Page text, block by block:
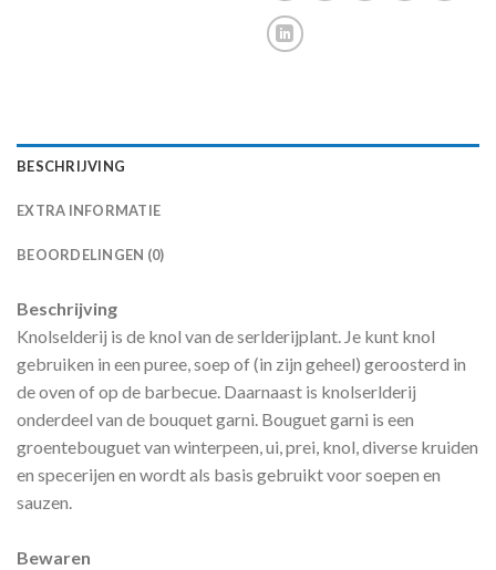
BESCHRIJVING
EXTRA INFORMATIE
BEOORDELINGEN (0)
Beschrijving
Knolselderij is de knol van de serlderijplant. Je kunt knol
gebruiken in een puree, soep of (in zijn geheel) geroosterd in
de oven of op de barbecue. Daarnaast is knolserlderij
onderdeel van de bouquet garni. Bouguet garni is een
groentebouguet van winterpeen, ui, prei, knol, diverse kruiden
en specerijen en wordt als basis gebruikt voor soepen en
sauzen.
Bewaren